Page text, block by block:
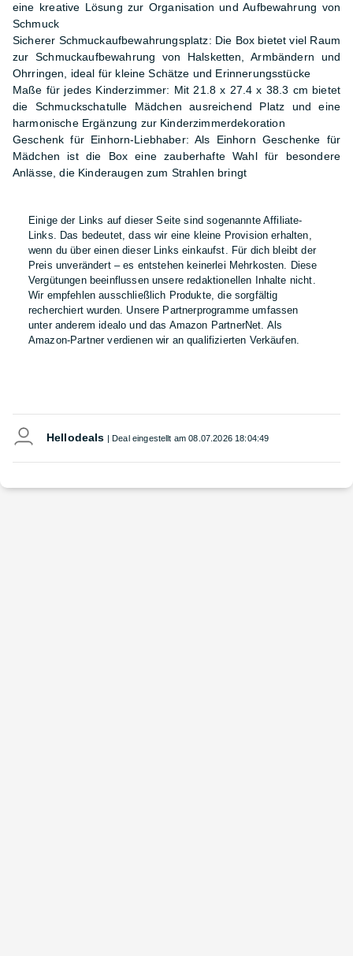
eine kreative Lösung zur Organisation und Aufbewahrung von
Schmuck
Sicherer Schmuckaufbewahrungsplatz: Die Box bietet viel Raum
zur Schmuckaufbewahrung von Halsketten, Armbändern und
Ohrringen, ideal für kleine Schätze und Erinnerungsstücke
Maße für jedes Kinderzimmer: Mit 21.8 x 27.4 x 38.3 cm bietet
die Schmuckschatulle Mädchen ausreichend Platz und eine
harmonische Ergänzung zur Kinderzimmerdekoration
Geschenk für Einhorn-Liebhaber: Als Einhorn Geschenke für
Mädchen ist die Box eine zauberhafte Wahl für besondere
Anlässe, die Kinderaugen zum Strahlen bringt
Einige der Links auf dieser Seite sind sogenannte Affiliate-
Links. Das bedeutet, dass wir eine kleine Provision erhalten,
wenn du über einen dieser Links einkaufst. Für dich bleibt der
Preis unverändert – es entstehen keinerlei Mehrkosten. Diese
Vergütungen beeinflussen unsere redaktionellen Inhalte nicht.
Wir empfehlen ausschließlich Produkte, die sorgfältig
recherchiert wurden. Unsere Partnerprogramme umfassen
unter anderem idealo und das Amazon PartnerNet. Als
Amazon-Partner verdienen wir an qualifizierten Verkäufen.
Hellodeals | Deal eingestellt am08.07.2026 18:04:49